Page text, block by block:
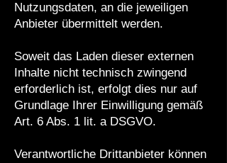
Nutzungsdaten, an die jeweiligen
Anbieter übermittelt werden.
Soweit das Laden dieser externen
Inhalte nicht technisch zwingend
erforderlich ist, erfolgt dies nur auf
Grundlage Ihrer Einwilligung gemäß
Art. 6 Abs. 1 lit. a DSGVO.
Verantwortliche Drittanbieter können